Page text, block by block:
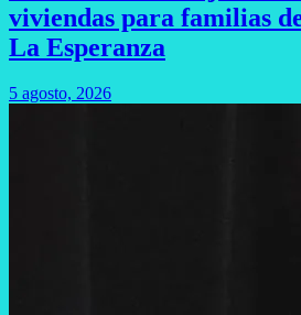
viviendas para familias
La Esperanza
5 agosto, 2026